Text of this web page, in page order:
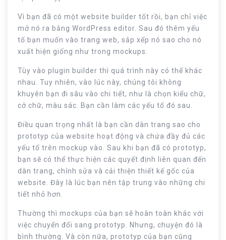
Vì bạn đã có một website builder tốt rồi, bạn chỉ việc
mở nó ra bằng WordPress editor. Sau đó thêm yếu
tố bạn muốn vào trang web, sắp xếp nó sao cho nó
xuất hiện giống như trong mockups.
Tùy vào plugin builder thì quá trình này có thể khác
nhau. Tuy nhiên, vào lúc này, chúng tôi không
khuyên bạn đi sâu vào chi tiết, như là chọn kiểu chữ,
cở chữ, màu sác. Bạn cần làm các yếu tố đó sau.
Điều quan trọng nhất là bạn cần dàn trang sao cho
prototyp của website hoạt động và chứa đầy đủ các
yếu tố trên mockup vào. Sau khi bạn đã có prototyp,
bạn sẽ có thể thực hiện các quyết định liên quan đến
dàn trang, chỉnh sửa và cải thiện thiết kế gốc của
website. Đây là lúc bạn nên tập trung vào những chi
tiết nhỏ hơn.
Thường thì mockups của bạn sẽ hoàn toàn khác với
việc chuyển đổi sang prototyp. Nhưng, chuyện đó là
bình thường. Và còn nữa, prototyp của bạn cũng